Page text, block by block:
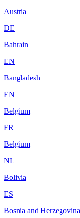
Austria
DE
Bahrain
EN
Bangladesh
EN
Belgium
FR
Belgium
NL
Bolivia
ES
Bosnia and Herzegovina